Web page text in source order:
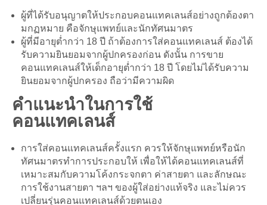
ผู้ที่ได้รับอนุญาตให้ประกอบคอนแทคเลนส์อย่างถูกต้องตา
มกฏหมาย คือจักษุแพทย์และนักทัศนมาตร
ผู้ที่มีอายุต่ำกว่า 18 ปี ถ้าต้องการใส่คอนแทคเลนส์ ต้องได้
รับความยินยอมจากผู้ปกครองก่อน ดังนั้น การขาย
คอนแทคเลนส์ให้เด็กอายุต่ำกว่า 18 ปี โดยไม่ได้รับความ
ยินยอมจากผู้ปกครอง ถือว่ามีความผิด
คำแนะนำในการใช้
คอนแทคเลนส์
การใส่คอนแทคเลนส์ครั้งแรก ควรให้จักษุแพทย์หรือนัก
ทัศนมาตรทำการประกอบให้ เพื่อให้ได้คอนแทคเลนส์ที่
เหมาะสมกับความโค้งกระจกตา ค่าสายตา และลักษณะ
การใช้งานสายตา ฯลฯ ของผู้ใส่อย่างแท้จริง และไม่ควร
เปลี่ยนรุ่นคอนแทคเลนส์ด้วยตนเอง